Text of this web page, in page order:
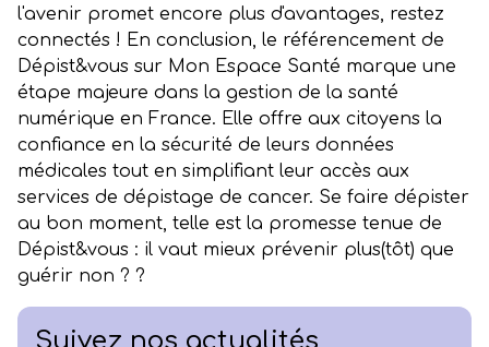
l'avenir promet encore plus d'avantages, restez
connectés ! En conclusion, le référencement de
Dépist&vous sur Mon Espace Santé marque une
étape majeure dans la gestion de la santé
numérique en France. Elle offre aux citoyens la
confiance en la sécurité de leurs données
médicales tout en simplifiant leur accès aux
services de dépistage de cancer. Se faire dépister
au bon moment, telle est la promesse tenue de
Dépist&vous : il vaut mieux prévenir plus(tôt) que
guérir non ? ?